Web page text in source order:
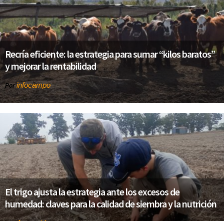
Recría eficiente: la estrategia para sumar “kilos baratos”
y mejorar la rentabilidad
Porinfocampo
El trigo ajusta la estrategia ante los excesos de
humedad: claves para la calidad de siembra y la nutrición